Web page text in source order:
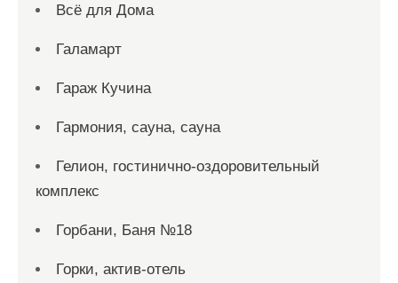
Всё для Дома
Галамарт
Гараж Кучина
Гармония, сауна, сауна
Гелион, гостинично-оздоровительный
комплекс
Горбани, Баня №18
Горки, актив-отель